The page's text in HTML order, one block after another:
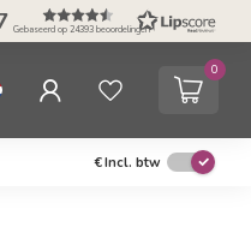
Gebaseerd op 24393 beoordelingen
0
€Incl. btw